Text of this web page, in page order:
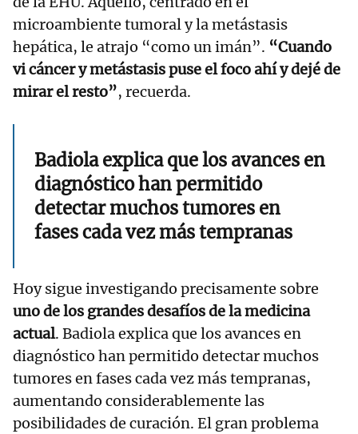
microambiente tumoral y la metástasis
hepática, le atrajo “como un imán”. “Cuando
vi cáncer y metástasis puse el foco ahí y dejé de
mirar el resto”, recuerda.
Badiola explica que los avances en
diagnóstico han permitido
detectar muchos tumores en
fases cada vez más tempranas
Hoy sigue investigando precisamente sobre
uno de los grandes desafíos de la medicina
actual. Badiola explica que los avances en
diagnóstico han permitido detectar muchos
tumores en fases cada vez más tempranas,
aumentando considerablemente las
posibilidades de curación. El gran problema